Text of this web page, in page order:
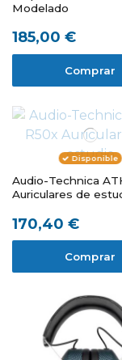
Modelado
185,00 €
Comprar
Disponible
Audio-Technica
Auriculares de
170,40 €
Comprar